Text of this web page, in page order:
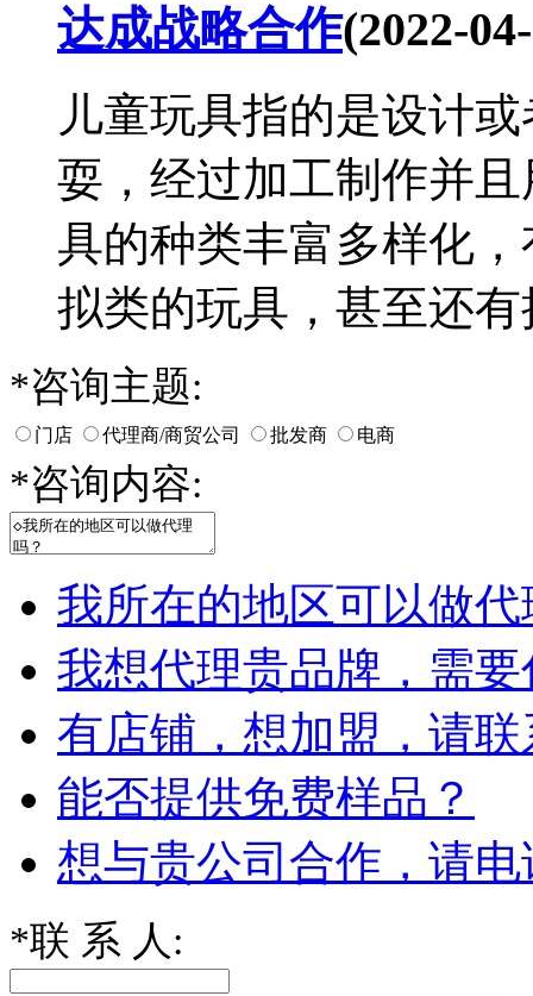
达成战略合作(2022-
儿童玩具指的是设计
耍，经过加工制作并
具的种类丰富多样化
拟类的玩具，甚至还
*咨询主题:
门店 代理商/商贸公司 批发商 电商
*咨询内容:
我所在的地区可以做
我想代理贵品牌，需
有店铺，想加盟，请
能否提供免费样品？
想与贵公司合作，请
*联 系 人: